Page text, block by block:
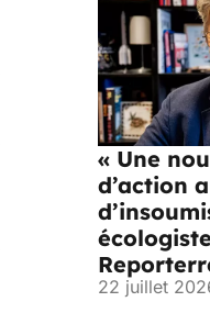
« Une
d’action
22 juillet